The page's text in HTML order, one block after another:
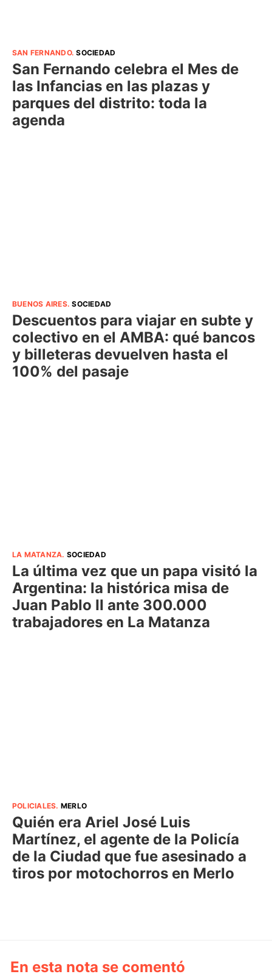
SAN FERNANDO.SOCIEDAD
San Fernando celebra el Mes de
las Infancias en las plazas y
parques del distrito: toda la
agenda
BUENOS AIRES.SOCIEDAD
Descuentos para viajar en subte y
colectivo en el AMBA: qué bancos
y billeteras devuelven hasta el
100% del pasaje
LA MATANZA. SOCIEDAD
La última vez que un papa visitó la
Argentina: la histórica misa de
Juan Pablo II ante 300.000
trabajadores en La Matanza
POLICIALES. MERLO
Quién era Ariel José Luis
Martínez, el agente de la Policía
de la Ciudad que fue asesinado a
tiros por motochorros en Merlo
En esta nota se comentó